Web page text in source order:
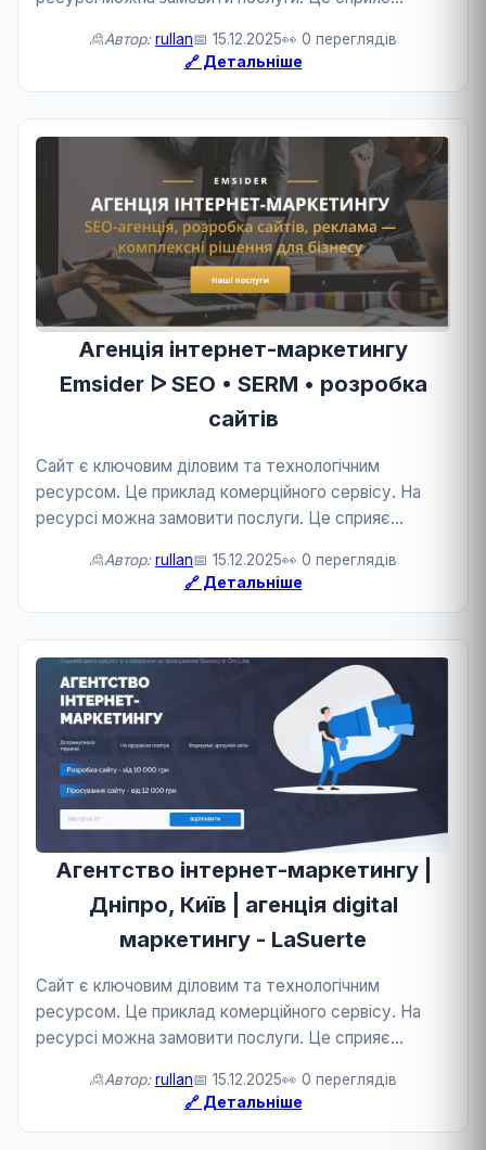
🙎Автор: rullan📅 15.12.2025👀 0 переглядів
🔗 Детальніше
Агенція інтернет-маркетингу
Emsider ᐅ SEO • SERM • розробка
сайтів
Сайт є ключовим діловим та технологічним
ресурсом. Це приклад комерційного сервісу. На
ресурсі можна замовити послуги. Це сприяє
🙎Автор: rullan📅 15.12.2025👀 0 переглядів
🔗 Детальніше
Агентство інтернет-маркетингу |
Дніпро, Київ | агенція digital
маркетингу - LaSuerte
Сайт є ключовим діловим та технологічним
ресурсом. Це приклад комерційного сервісу. На
ресурсі можна замовити послуги. Це сприяє
🙎Автор: rullan📅 15.12.2025👀 0 переглядів
🔗 Детальніше